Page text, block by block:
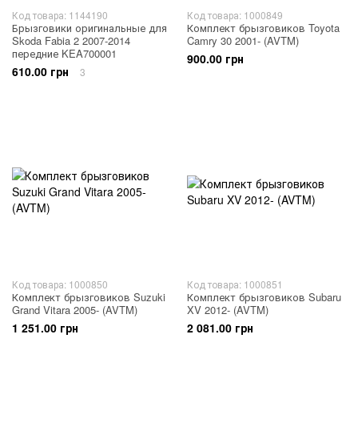
Код товара: 1144190
Брызговики оригинальные для
Skoda Fabia 2 2007-2014
передние KEA700001
610.00 грн 3
Код товара: 1000849
Комплект брызговиков Toyota
Camry 30 2001- (AVTM)
900.00 грн
Код товара: 1000850
Комплект брызговиков Suzuki
Grand Vitara 2005- (AVTM)
1 251.00 грн
Код товара: 1000851
Комплект брызговиков Subaru
XV 2012- (AVTM)
2 081.00 грн